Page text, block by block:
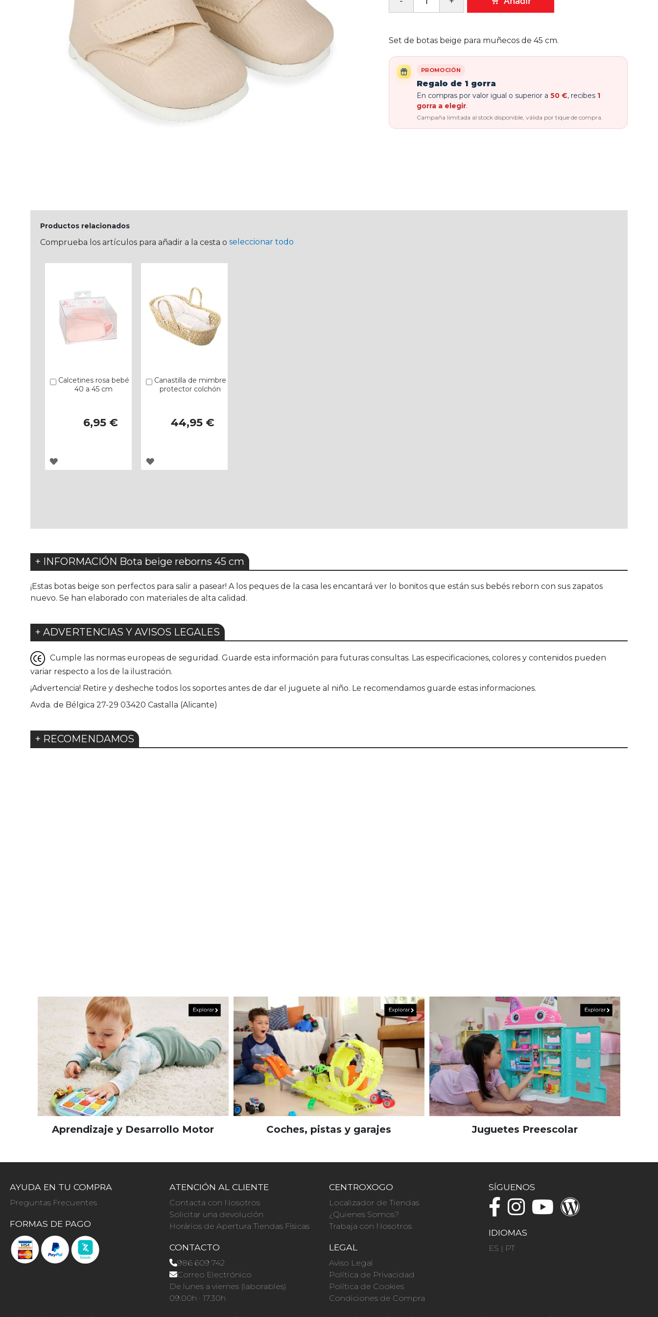
Set de botas beige para muñecos de 45 cm.
PROMOCIÓN
Regalo de 1 gorra
En compras por valor igual o superior a 50 €, recibes 1
gorra a elegir.
Campaña limitada al stock disponible, válida por tique de compra.
Productos relacionados
Comprueba los artículos para añadir a la cesta o seleccionar todo
Calcetines rosa bebé
40 a 45 cm
6,95 €
Añadir
AGREGAR
Canastilla de mimbre
protector colchón
44,95 €
Añadir
AGREGAR
+ INFORMACIÓN Bota beige reborns 45 cm
¡Estas botas beige son perfectos para salir a pasear! A los peques de la casa les encantará ver lo bonitos que están sus bebés reborn con sus zapatos
nuevo. Se han elaborado con materiales de alta calidad.
+ ADVERTENCIAS Y AVISOS LEGALES
Cumple las normas europeas de seguridad. Guarde esta información para futuras consultas. Las especificaciones, colores y contenidos pueden
variar respecto a los de la ilustración.
¡Advertencia! Retire y desheche todos los soportes antes de dar el juguete al niño. Le recomendamos guarde estas informaciones.
Avda. de Bélgica 27-29 03420 Castalla (Alicante)
+ RECOMENDAMOS
Aprendizaje y Desarrollo Motor Coches, pistas y garajes Juguetes Preescolar
AYUDA EN TU COMPRA
Preguntas Frecuentes
FORMAS DE PAGO
ATENCIÓN AL CLIENTE
Contacta con Nosotros
Solicitar una devolución
Horários de Apertura Tiendas Físicas
CONTACTO
986 609 742
Correo Electrónico
De lunes a viernes (laborables)
09.00h · 17.30h
CENTROXOGO
Localizador de Tiendas
¿Quienes Somos?
Trabaja con Nosotros
LEGAL
Aviso Legal
Política de Privacidad
Política de Cookies
Condiciones de Compra
SÍGUENOS
IDIOMAS
ES | PT